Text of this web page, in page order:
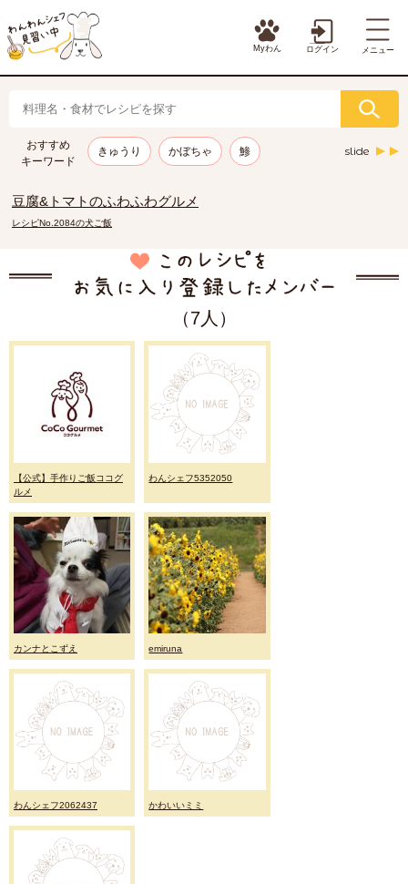
Myわん ログイン メニュー
おすすめ
キーワード
きゅうり かぼちゃ 鯵 slide
豆腐&トマトのふわふわグルメ
レシピNo.2084の犬ご飯
（7人）
【公式】手作りご飯ココグ
ルメ
わんシェフ5352050
カンナとこずえ emiruna
わんシェフ2062437 かわいいミミ